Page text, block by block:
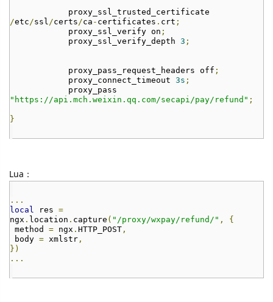
proxy_ssl_trusted_certificate
/etc/ssl/certs/ca - certificates . crt ;
proxy_ssl_verify on ;
proxy_ssl_verify_depth 3 ;
proxy_pass_request_headers off ;
proxy_connect_timeout 3s ;
proxy_pass
"https://api.mch.weixin.qq.com/secapi/pay/refund" ;
}
Lua：
...
local res =
ngx . location . capture ( "/proxy/wxpay/refund/" ,
{
method = ngx . HTTP_POST ,
body = xmlstr ,
})
...